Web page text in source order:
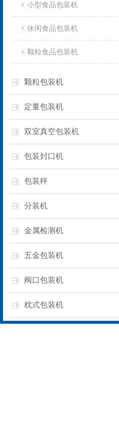
小型食品包装机
休闲食品包装机
颗粒食品包装机
颗粒包装机
定量包装机
双室真空包装机
包装封口机
包装秤
分装机
金属检测机
五金包装机
阀口包装机
枕式包装机